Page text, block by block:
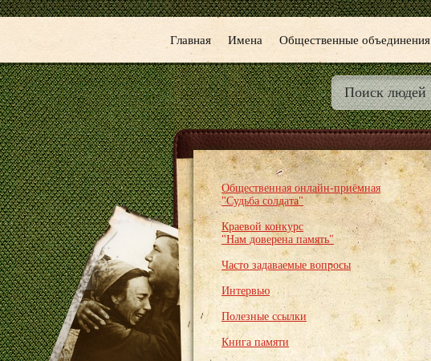
Главная Имена Общественные объединения
Общественная онлайн-приёмная
"Судьба солдата"
Краевой конкурс
"Нам доверена память"
Часто задаваемые вопросы
Интервью
Полезные ссылки
Книга памяти